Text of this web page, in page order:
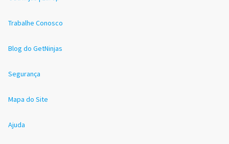
Trabalhe Conosco
Blog do GetNinjas
Segurança
Mapa do Site
Ajuda